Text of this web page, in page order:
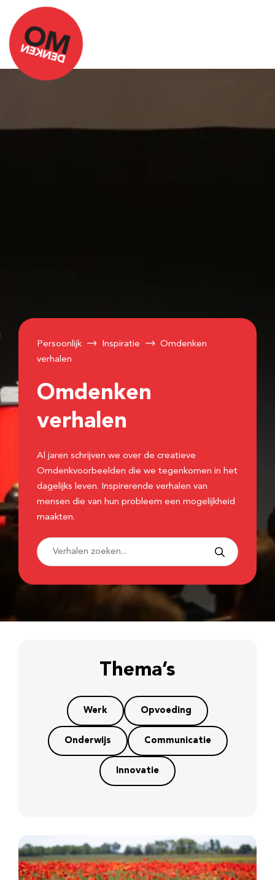
Persoonlijk Inspiratie
Omdenken
verhalen
Omdenken
verhalen
Al jaren schrijven we over de creatieve
Omdenkvoorbeelden die we tegenkomen in het
dagelijks leven. Inspirerende verhalen van
mensen die van hun probleem een mogelijkheid
maakten.
Thema’s
Werk Opvoeding
Onderwijs Communicatie
Innovatie